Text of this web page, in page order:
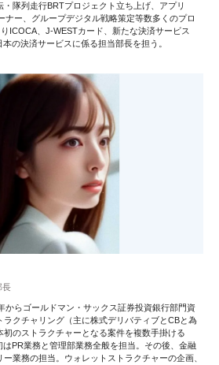
隊列走行BRTプロジェクト立ち上げ、アプリ
ナー、グループデジタル戦略策定等数多くのプロ
ICOCA、J-WESTカード、新たな決済サービス
の決済サービスに係る担当部長を担う。
長
からゴールドマン・サックス証券投資銀行部門資
クチャリング（主に株式デリバティブとCBと為
のストラクチャーとなる案件を複数手掛ける
PR業務と管理部業務全般を担当。その後、金融
業務の担当。ウォレットストラクチャーの企画、